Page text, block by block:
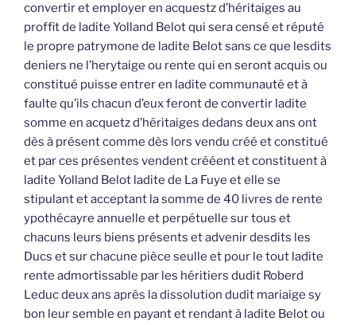
convertir et employer en acquestz d’héritaiges au
proffit de ladite Yolland Belot qui sera censé et réputé
le propre patrymone de ladite Belot sans ce que lesdits
deniers ne l’herytaige ou rente qui en seront acquis ou
constitué puisse entrer en ladite communauté et à
faulte qu’ils chacun d’eux feront de convertir ladite
somme en acquetz d’héritaiges dedans deux ans ont
dès à présent comme dès lors vendu créé et constitué
et par ces présentes vendent crééent et constituent à
ladite Yolland Belot ladite de La Fuye et elle se
stipulant et acceptant la somme de 40 livres de rente
ypothécayre annuelle et perpétuelle sur tous et
chacuns leurs biens présents et advenir desdits les
Ducs et sur chacune pièce seulle et pour le tout ladite
rente admortissable par les héritiers dudit Roberd
Leduc deux ans après la dissolution dudit mariaige sy
bon leur semble en payant et rendant à ladite Belot ou